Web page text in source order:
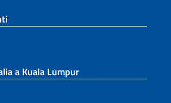
a Kuala Lumpur